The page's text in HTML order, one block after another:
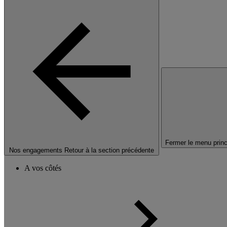
Nos engagements Retour à la section précédente
Fermer le menu
A vos côtés